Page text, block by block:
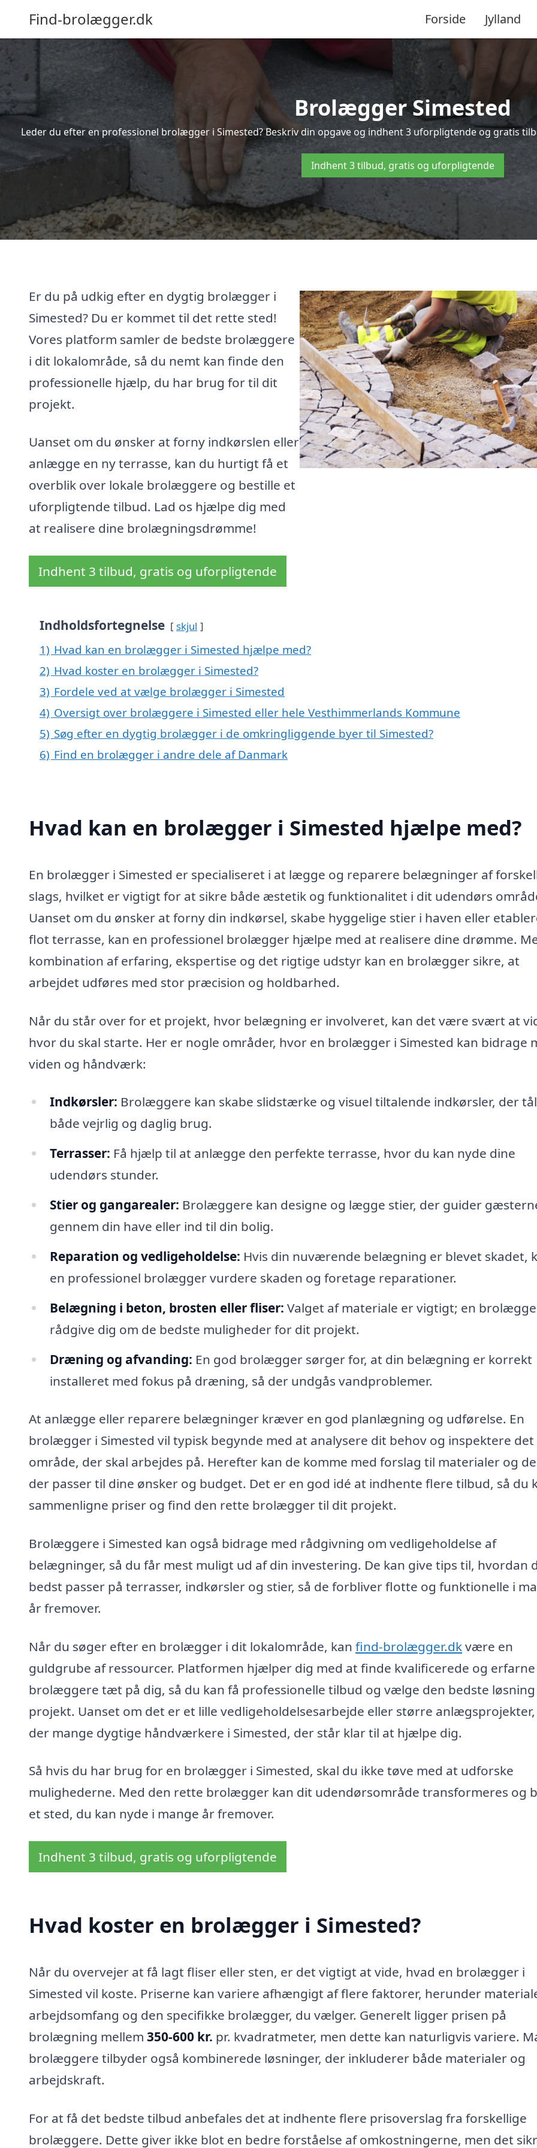
Find-brolægger.dk Forside Jylland
Brolægger Simested
Leder du efter en professionel brolægger i Simested? Beskriv din opgave og indhent 3 uforpligtende og gratis
Indhent 3 tilbud, gratis og uforpligtende
Er du på udkig efter en dygtig brolægger i
Simested? Du er kommet til det rette sted!
Vores platform samler de bedste brolæggere
i dit lokalområde, så du nemt kan finde den
professionelle hjælp, du har brug for til dit
projekt.
Uanset om du ønsker at forny indkørslen eller
anlægge en ny terrasse, kan du hurtigt få et
overblik over lokale brolæggere og bestille et
uforpligtende tilbud. Lad os hjælpe dig med
at realisere dine brolægningsdrømme!
Indhent 3 tilbud, gratis og uforpligtende
Indholdsfortegnelse skjul
1) Hvad kan en brolægger i Simested hjælpe med?
2) Hvad koster en brolægger i Simested?
3) Fordele ved at vælge brolægger i Simested
4) Oversigt over brolæggere i Simested eller hele Vesthimmerlands Kommune
5) Søg efter en dygtig brolægger i de omkringliggende byer til Simested?
6) Find en brolægger i andre dele af Danmark
Hvad kan en brolægger i Simested hjælpe med?
En brolægger i Simested er specialiseret i at lægge og reparere belægninger af
slags, hvilket er vigtigt for at sikre både æstetik og funktionalitet i dit udendørs
Uanset om du ønsker at forny din indkørsel, skabe hyggelige stier i haven eller
flot terrasse, kan en professionel brolægger hjælpe med at realisere dine drømme.
kombination af erfaring, ekspertise og det rigtige udstyr kan en brolægger sikre, at
arbejdet udføres med stor præcision og holdbarhed.
Når du står over for et projekt, hvor belægning er involveret, kan det være svært at
hvor du skal starte. Her er nogle områder, hvor en brolægger i Simested kan bidrage
viden og håndværk:
Indkørsler: Brolæggere kan skabe slidstærke og visuel tiltalende indkørsler, der
både vejrlig og daglig brug.
Terrasser: Få hjælp til at anlægge den perfekte terrasse, hvor du kan nyde dine
udendørs stunder.
Stier og gangarealer: Brolæggere kan designe og lægge stier, der guider
gennem din have eller ind til din bolig.
Reparation og vedligeholdelse: Hvis din nuværende belægning er blevet skadet,
en professionel brolægger vurdere skaden og foretage reparationer.
Belægning i beton, brosten eller fliser: Valget af materiale er vigtigt; en
rådgive dig om de bedste muligheder for dit projekt.
Dræning og afvanding: En god brolægger sørger for, at din belægning er korrekt
installeret med fokus på dræning, så der undgås vandproblemer.
At anlægge eller reparere belægninger kræver en god planlægning og udførelse. En
brolægger i Simested vil typisk begynde med at analysere dit behov og inspektere det
område, der skal arbejdes på. Herefter kan de komme med forslag til materialer og
der passer til dine ønsker og budget. Det er en god idé at indhente flere tilbud, så du
sammenligne priser og find den rette brolægger til dit projekt.
Brolæggere i Simested kan også bidrage med rådgivning om vedligeholdelse af
belægninger, så du får mest muligt ud af din investering. De kan give tips til, hvordan
bedst passer på terrasser, indkørsler og stier, så de forbliver flotte og funktionelle i
år fremover.
Når du søger efter en brolægger i dit lokalområde, kan find-brolægger.dkvære en
guldgrube af ressourcer. Platformen hjælper dig med at finde kvalificerede og erfarne
brolæggere tæt på dig, så du kan få professionelle tilbud og vælge den bedste
projekt. Uanset om det er et lille vedligeholdelsesarbejde eller større
der mange dygtige håndværkere i Simested, der står klar til at hjælpe dig.
Så hvis du har brug for en brolægger i Simested, skal du ikke tøve med at udforske
mulighederne. Med den rette brolægger kan dit udendørsområde transformeres og
et sted, du kan nyde i mange år fremover.
Indhent 3 tilbud, gratis og uforpligtende
Hvad koster en brolægger i Simested?
Når du overvejer at få lagt fliser eller sten, er det vigtigt at vide, hvad en brolægger i
Simested vil koste. Priserne kan variere afhængigt af flere faktorer, herunder
arbejdsomfang og den specifikke brolægger, du vælger. Generelt ligger prisen på
brolægning mellem 350-600 kr. pr. kvadratmeter, men dette kan naturligvis variere.
brolæggere tilbyder også kombinerede løsninger, der inkluderer både materialer og
arbejdskraft.
For at få det bedste tilbud anbefales det at indhente flere prisoverslag fra forskellige
brolæggere. Dette giver ikke blot en bedre forståelse af omkostningerne, men det